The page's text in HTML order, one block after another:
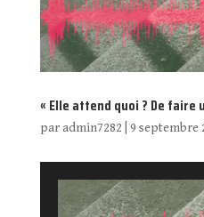
« Elle attend quoi ? De faire
paradmin7282 9 septembre